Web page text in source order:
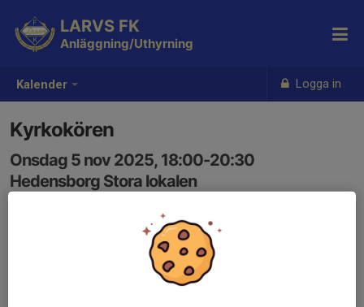
Kalender Logga in
LARVS FK
Anläggning/Uthyrning
Kyrkokören
Onsdag 5 nov 2025, 18:00-20:30
Hedensborg Stora lokalen